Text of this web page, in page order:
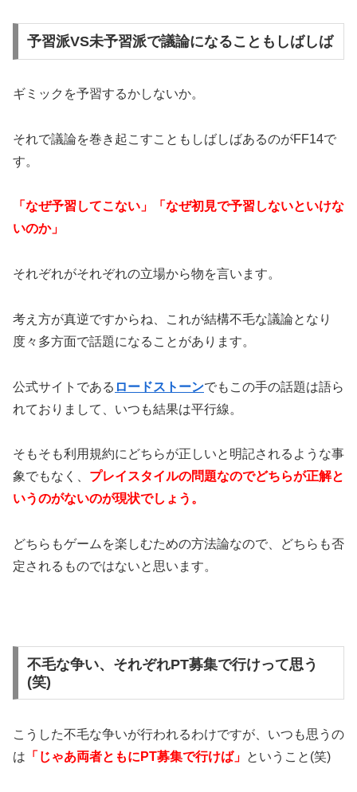
予習派VS未予習派で議論になることもしばしば
ギミックを予習するかしないか。
それで議論を巻き起こすこともしばしばあるのがFF14で
す。
「なぜ予習してこない」「なぜ初見で予習しないといけな
いのか」
それぞれがそれぞれの立場から物を言います。
考え方が真逆ですからね、これが結構不毛な議論となり
度々多方面で話題になることがあります。
公式サイトである ロードストーンでもこの手の話題は語ら
れておりまして、いつも結果は平行線。
そもそも利用規約にどちらが正しいと明記されるような事
象でもなく、 プレイスタイルの問題なのでどちらが正解と
いうのがないのが現状でしょう。
どちらもゲームを楽しむための方法論なので、どちらも否
定されるものではないと思います。
不毛な争い、それぞれPT募集で行けって思う
(笑)
こうした不毛な争いが行われるわけですが、いつも思うの
は 「じゃあ両者ともにPT募集で行けば」 ということ(笑)